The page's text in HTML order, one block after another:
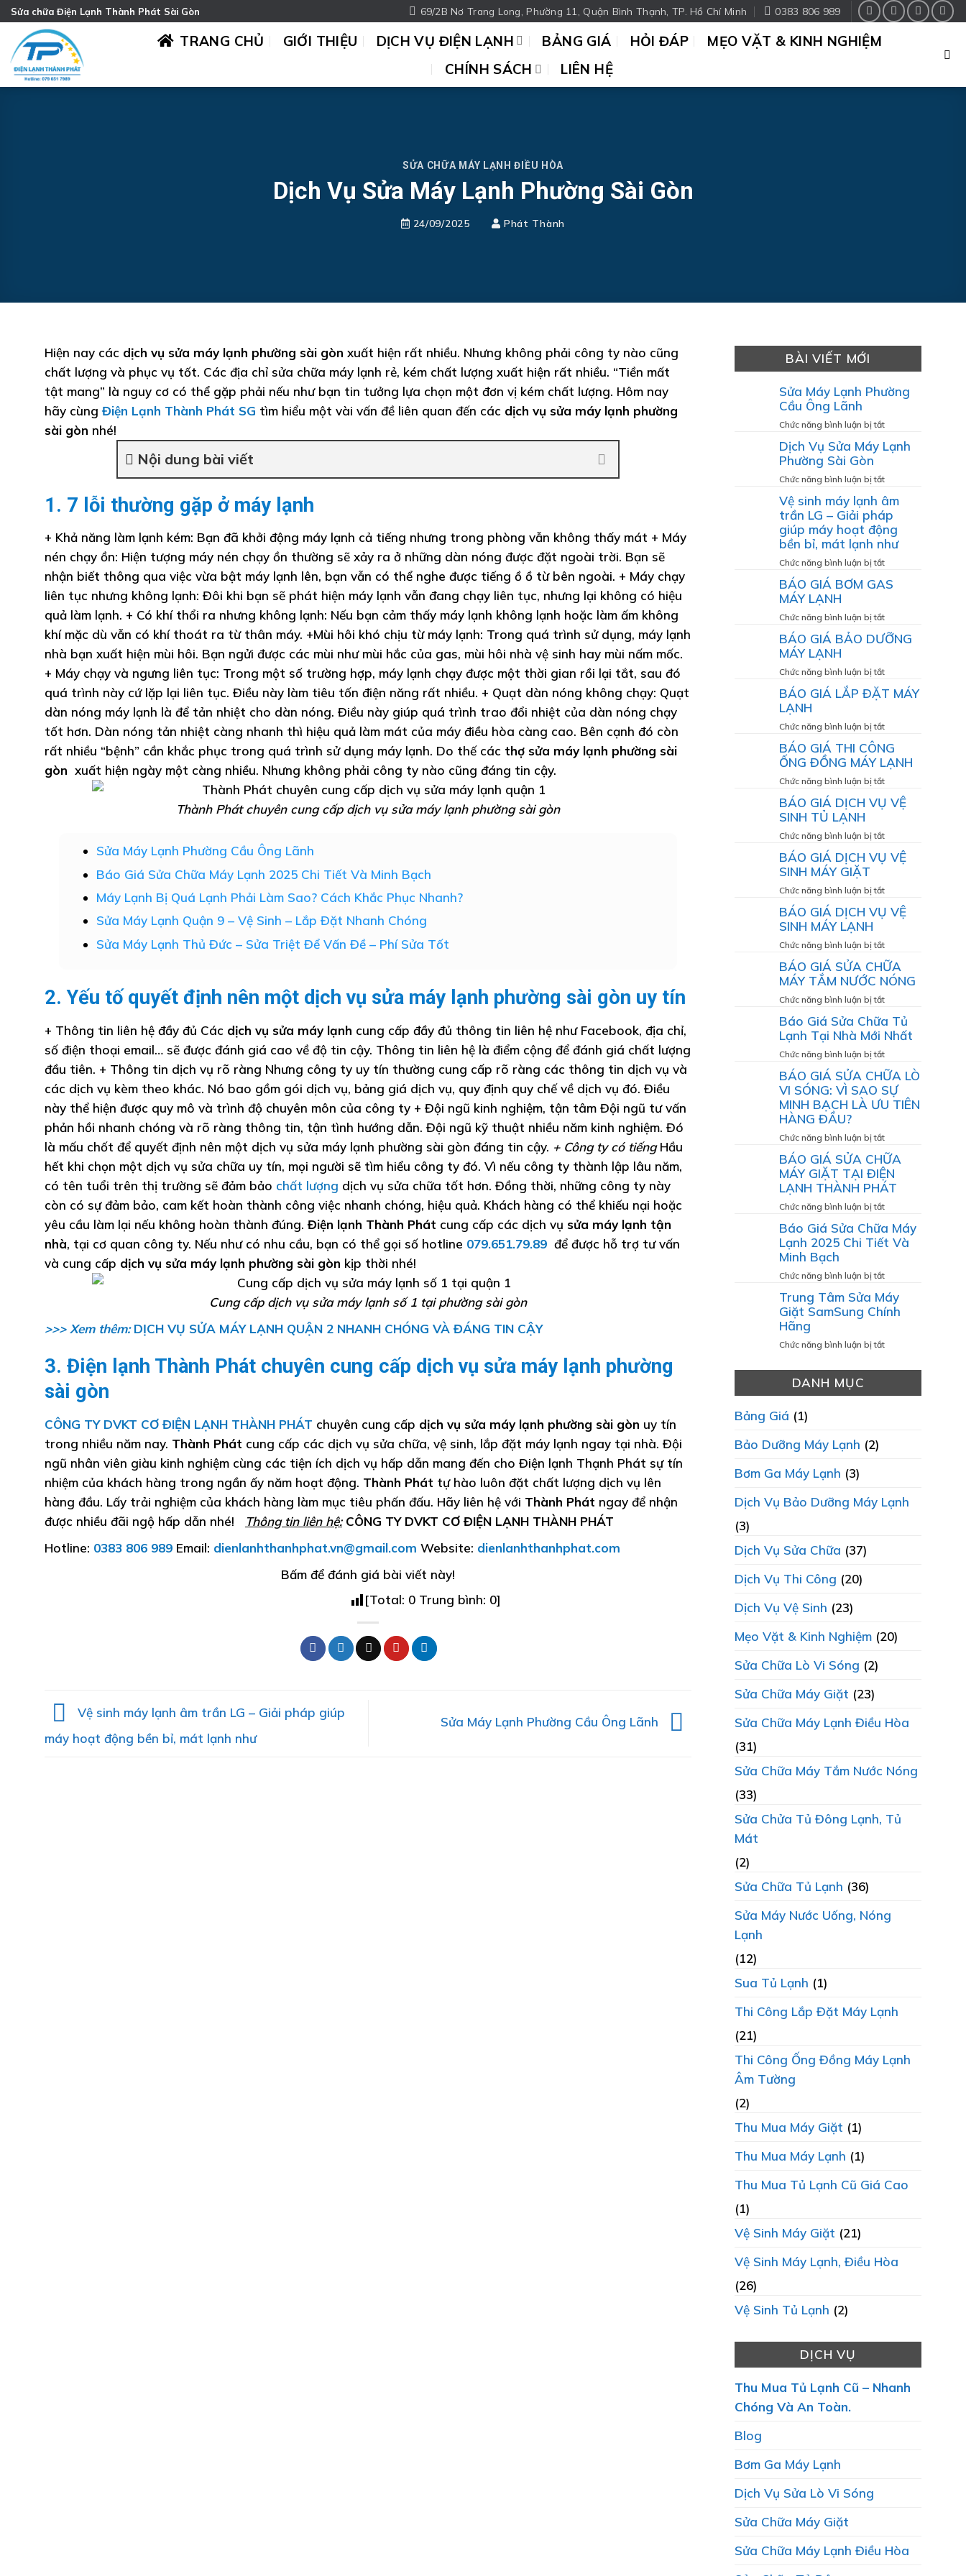
Chuyển
nội
dung
Sửa chữa Điện Lạnh Thành Phát Sài Gòn 69/2B Nơ Trang Long, Phường 11, Quận Bình Thạnh, TP. Hồ Chí Minh 0383 806 989
TRANG CHỦ GIỚI THIỆU DỊCH VỤ ĐIỆN LẠNH BẢNG GIÁ HỎI ĐÁP
MẸO VẶT & KINH NGHIỆM
CHÍNH SÁCH
LIÊN HỆ
SỬA CHỮA MÁY LẠNH ĐIỀU HÒA
Dịch Vụ Sửa Máy Lạnh Phường Sài Gòn
24/09/2025 Phát Thành
Hiện nay các dịch vụ sửa máy lạnh phường sài gòn xuất hiện rất nhiều. Nhưng không phải công ty nào cũng
chất lượng và phục vụ tốt. Các địa chỉ sửa chữa máy lạnh rẻ, kém chất lượng xuất hiện rất nhiều. “Tiền mất
tật mang” là nguy cơ có thể gặp phải nếu như bạn tin tưởng lựa chọn một đơn vị kém chất lượng. Hôm nay
hãy cùngĐiện Lạnh Thành Phát SG tìm hiểu một vài vấn đề liên quan đến các dịch vụ sửa máy lạnh phường
sài gòn nhé!
Nội dung bài viết
1. 7 lỗi thường gặp ở máy lạnh
+ Khả năng làm lạnh kém: Bạn đã khởi động máy lạnh cả tiếng nhưng trong phòng vẫn không thấy mát + Máy
nén chạy ồn: Hiện tượng máy nén chạy ồn thường sẽ xảy ra ở những dàn nóng được đặt ngoài trời. Bạn sẽ
nhận biết thông qua việc vừa bật máy lạnh lên, bạn vẫn có thể nghe được tiếng ồ ồ từ bên ngoài. + Máy chạy
liên tục nhưng không lạnh: Đôi khi bạn sẽ phát hiện máy lạnh vẫn đang chạy liên tục, nhưng lại không có hiệu
quả làm lạnh. + Có khí thổi ra nhưng không lạnh: Nếu bạn cảm thấy máy lạnh không lạnh hoặc làm ấm không
khí mặc dù vẫn có khí thoát ra từ thân máy. +Mùi hôi khó chịu từ máy lạnh: Trong quá trình sử dụng, máy lạnh
nhà bạn xuất hiện mùi hôi. Bạn ngửi được các mùi như mùi hắc của gas, mùi hôi nhà vệ sinh hay mùi nấm mốc.
+ Máy chạy và ngưng liên tục: Trong một số trường hợp, máy lạnh chạy được một thời gian rồi lại tắt, sau đó
quá trình này cứ lặp lại liên tục. Điều này làm tiêu tốn điện năng rất nhiều. + Quạt dàn nóng không chạy: Quạt
dàn nóng máy lạnh là để tản nhiệt cho dàn nóng. Điều này giúp quá trình trao đổi nhiệt của dàn nóng chạy
tốt hơn. Dàn nóng tản nhiệt càng nhanh thì hiệu quả làm mát của máy điều hòa càng cao. Bên cạnh đó còn
rất nhiều “bệnh” cần khắc phục trong quá trình sử dụng máy lạnh. Do thế các thợ sửa máy lạnh phường sài
gòn xuất hiện ngày một càng nhiều. Nhưng không phải công ty nào cũng đáng tin cậy.
Thành Phát chuyên cung cấp dịch vụ sửa máy lạnh phường sài gòn
Sửa Máy Lạnh Phường Cầu Ông Lãnh
Báo Giá Sửa Chữa Máy Lạnh 2025 Chi Tiết Và Minh Bạch
Máy Lạnh Bị Quá Lạnh Phải Làm Sao? Cách Khắc Phục Nhanh?
Sửa Máy Lạnh Quận 9 – Vệ Sinh – Lắp Đặt Nhanh Chóng
Sửa Máy Lạnh Thủ Đức – Sửa Triệt Để Vấn Đề – Phí Sửa Tốt
2. Yếu tố quyết định nên một dịch vụ sửa máy lạnh phường sài gòn uy tín
+ Thông tin liên hệ đầy đủ Các dịch vụ sửa máy lạnh cung cấp đầy đủ thông tin liên hệ như Facebook, địa chỉ,
số điện thoại email… sẽ được đánh giá cao về độ tin cậy. Thông tin liên hệ là điểm cộng để đánh giá chất lượng
đầu tiên. + Thông tin dịch vụ rõ ràng Nhưng công ty uy tín thường cung cấp rõ ràng các thông tin dịch vụ và
các dịch vụ kèm theo khác. Nó bao gồm gói dịch vụ, bảng giá dịch vụ, quy định quy chế về dịch vụ đó. Điều
này thể hiện được quy mô và trình độ chuyên môn của công ty + Đội ngũ kinh nghiệm, tận tâm Đội ngũ tư vấn
phản hồi nhanh chóng và rõ ràng thông tin, tận tình hướng dẫn. Đội ngũ kỹ thuật nhiều năm kinh nghiệm. Đó
là mấu chốt để quyết định nên một dịch vụ sửa máy lạnh phường sài gòn đáng tin cậy. + Công ty có tiếngHầu
hết khi chọn một dịch vụ sửa chữa uy tín, mọi người sẽ tìm hiểu công ty đó. Vì nếu công ty thành lập lâu năm,
có tên tuổi trên thị trường sẽ đảm bảo chất lượng dịch vụ sửa chữa tốt hơn. Đồng thời, những công ty này
còn có sự đảm bảo, cam kết hoàn thành công việc nhanh chóng, hiệu quả. Khách hàng có thể khiếu nại hoặc
yêu cầu làm lại nếu không hoàn thành đúng.Điện lạnh Thành Phát cung cấp các dịch vụ sửa máy lạnh tận
nhà, tại cơ quan công ty. Nếu như có nhu cầu, bạn có thể gọi số hotline 079.651.79.89 để được hỗ trợ tư vấn
và cung cấp dịch vụ sửa máy lạnh phường sài gòn kịp thời nhé!
Cung cấp dịch vụ sửa máy lạnh số 1 tại phường sài gòn
>>> Xem thêm: DỊCH VỤ SỬA MÁY LẠNH QUẬN 2 NHANH CHÓNG VÀ ĐÁNG TIN CẬY
3. Điện lạnh Thành Phát chuyên cung cấp dịch vụ sửa máy lạnh phường
sài gòn
CÔNG TY DVKT CƠ ĐIỆN LẠNH THÀNH PHÁT chuyên cung cấp dịch vụ sửa máy lạnh phường sài gòn uy tín
trong nhiều năm nay. Thành Phát cung cấp các dịch vụ sửa chữa, vệ sinh, lắp đặt máy lạnh ngay tại nhà. Đội
ngũ nhân viên giàu kinh nghiệm cùng các tiện ích dịch vụ hấp dẫn mang đến cho Điện lạnh Thạnh Phát sự tín
nhiệm của khách hàng trong ngần ấy năm hoạt động. Thành Phát tự hào luôn đặt chất lượng dịch vụ lên
hàng đầu. Lấy trải nghiệm của khách hàng làm mục tiêu phấn đấu. Hãy liên hệ với Thành Phát ngay để nhận
được nhiều đãi ngộ hấp dẫn nhé!
Thông tin liên hệ: CÔNG TY DVKT CƠ ĐIỆN LẠNH THÀNH PHÁT
Hotline: 0383 806 989 Email: dienlanhthanhphat.vn@gmail.com Website: dienlanhthanhphat.com
Bấm để đánh giá bài viết này!
[Total: 0 Trung bình: 0]
Vệ sinh máy lạnh âm trần LG – Giải pháp giúp
máy hoạt động bền bỉ, mát lạnh như
Sửa Máy Lạnh Phường Cầu Ông Lãnh
BÀI VIẾT MỚI
Sửa Máy Lạnh Phường
Cầu Ông Lãnh
Chức năng bình luận bị tắtở
Máy
Phường
Ông
Lãnh
Dịch Vụ Sửa Máy Lạnh
Phường Sài Gòn
Chức năng bình luận bị tắtở
Vụ
Sửa
Máy
Lạnh
Phường
Gòn
Vệ sinh máy lạnh âm
trần LG – Giải pháp
giúp máy hoạt động
bền bỉ, mát lạnh như
Chức năng bình luận bị tắtở
sinh
lạnh
âm
trần
–
pháp
máy
động
bền
bỉ,
lạnh
BÁO GIÁ BƠM GAS
MÁY LẠNH
Chức năng bình luận bị tắtở
BÁO
GIÁ
GAS
LẠNH
BÁO GIÁ BẢO DƯỠNG
MÁY LẠNH
Chức năng bình luận bị tắtở
GIÁ
DƯỠNG
LẠNH
BÁO GIÁ LẮP ĐẶT MÁY
LẠNH
Chức năng bình luận bị tắtở
GIÁ
LẮP
ĐẶT
MÁY
LẠNH
BÁO GIÁ THI CÔNG
ỐNG ĐỒNG MÁY LẠNH
Chức năng bình luận bị tắtở
BÁO
GIÁ
CÔNG
ỐNG
ĐỒNG
LẠNH
BÁO GIÁ DỊCH VỤ VỆ
SINH TỦ LẠNH
Chức năng bình luận bị tắtở
BÁO
GIÁ
VỤ
SINH
LẠNH
BÁO GIÁ DỊCH VỤ VỆ
SINH MÁY GIẶT
Chức năng bình luận bị tắtở
BÁO
GIÁ
VỤ
VỆ
SINH
MÁY
GIẶT
BÁO GIÁ DỊCH VỤ VỆ
SINH MÁY LẠNH
Chức năng bình luận bị tắtở
BÁO
GIÁ
DỊCH
VỤ
SINH
MÁY
LẠNH
BÁO GIÁ SỬA CHỮA
MÁY TẮM NƯỚC NÓNG
Chức năng bình luận bị tắtở
GIÁ
SỬA
CHỮA
MÁY
TẮM
NƯỚC
NÓNG
Báo Giá Sửa Chữa Tủ
Lạnh Tại Nhà Mới Nhất
Chức năng bình luận bị tắtở
Báo
Giá
Sửa
Chữa
Lạnh
Nhà
Mới
Nhất
BÁO GIÁ SỬA CHỮA LÒ
VI SÓNG: VÌ SAO SỰ
MINH BẠCH LÀ ƯU TIÊN
HÀNG ĐẦU?
Chức năng bình luận bị tắtở
BÁO
GIÁ
SỬA
CHỮA
LÒ
SÓNG:
VÌ
SỰ
BẠCH
LÀ
TIÊN
ĐẦU?
BÁO GIÁ SỬA CHỮA
MÁY GIẶT TẠI ĐIỆN
LẠNH THÀNH PHÁT
Chức năng bình luận bị tắtở
GIÁ
SỬA
MÁY
TẠI
ĐIỆN
THÀNH
Báo Giá Sửa Chữa Máy
Lạnh 2025 Chi Tiết Và
Minh Bạch
Chức năng bình luận bị tắtở
Giá
Sửa
Máy
2025
Tiết
Trung Tâm Sửa Máy
Giặt SamSung Chính
Hãng
Chức năng bình luận bị tắtở
Tâm
Máy
DANH MỤC
Bảng Giá (1)
Bảo Dưỡng Máy Lạnh (2)
Bơm Ga Máy Lạnh (3)
Dịch Vụ Bảo Dưỡng Máy Lạnh
(3)
Dịch Vụ Sửa Chữa (37)
Dịch Vụ Thi Công (20)
Dịch Vụ Vệ Sinh (23)
Mẹo Vặt & Kinh Nghiệm (20)
Sửa Chữa Lò Vi Sóng (2)
Sửa Chữa Máy Giặt (23)
Sửa Chữa Máy Lạnh Điều Hòa
(31)
Sửa Chữa Máy Tắm Nước Nóng
(33)
Sửa Chửa Tủ Đông Lạnh, Tủ
Mát
(2)
Sửa Chữa Tủ Lạnh (36)
Sửa Máy Nước Uống, Nóng
Lạnh
(12)
Sua Tủ Lạnh (1)
Thi Công Lắp Đặt Máy Lạnh
(21)
Thi Công Ống Đồng Máy Lạnh
Âm Tường
(2)
Thu Mua Máy Giặt (1)
Thu Mua Máy Lạnh (1)
Thu Mua Tủ Lạnh Cũ Giá Cao
(1)
Vệ Sinh Máy Giặt (21)
Vệ Sinh Máy Lạnh, Điều Hòa
(26)
Vệ Sinh Tủ Lạnh (2)
DỊCH VỤ
Thu Mua Tủ Lạnh Cũ – Nhanh
Chóng Và An Toàn.
Blog
Bơm Ga Máy Lạnh
Dịch Vụ Sửa Lò Vi Sóng
Sửa Chữa Máy Giặt
Sửa Chữa Máy Lạnh Điều Hòa